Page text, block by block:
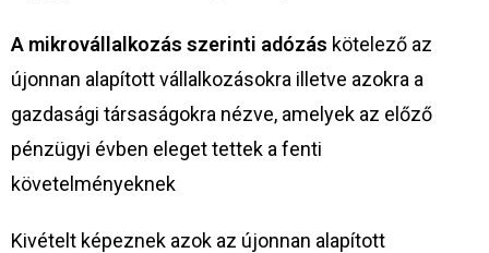
A mikrovállalkozás szerinti adózás kötelező az
újonnan alapított vállalkozásokra illetve azokra a
gazdasági társaságokra nézve, amelyek az előző
pénzügyi évben eleget tettek a fenti
követelményeknek
Kivételt képeznek azok az újonnan alapított